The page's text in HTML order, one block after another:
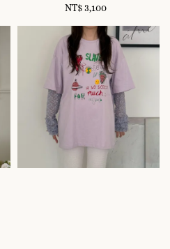
Regular
NT$ 3,100